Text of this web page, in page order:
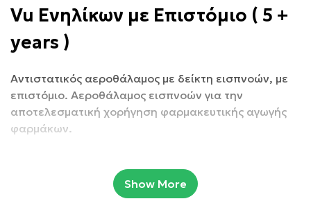
Vu Ενηλίκων με Επιστόμιο ( 5 +
years )
Αντιστατικός αεροθάλαμος με δείκτη εισπνοών, με
επιστόμιο. Αεροθάλαμος εισπνοών για την
αποτελεσματική χορήγηση φαρμακευτικής αγωγής
φαρμάκων.
Chamber – VHC) AeroChamber Plus με δείκτη
εισπνοών Flow – Vu Anti-Static διασφαλίζει
Show More